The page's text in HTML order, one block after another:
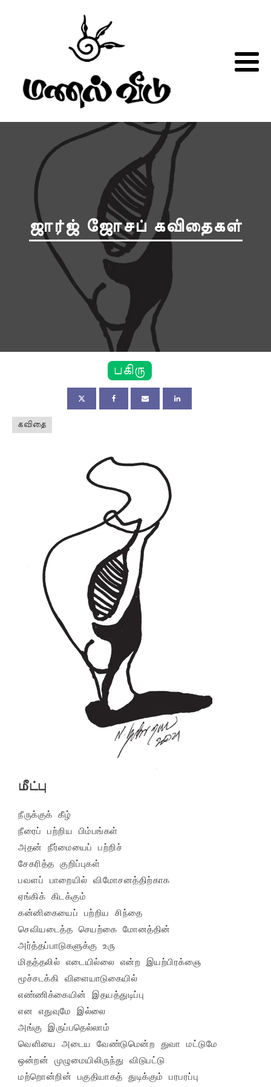
ஜார்ஜ் ஜோசப் கவிதைகள்
பகிரு
கவிதை
மீட்பு
நீருக்குக் கீழ்
நீரைப் பற்றிய பிம்பங்கள்
அதன் நீர்மையைப் பற்றிச்
சேகரித்த குறிப்புகள்
பவளப் பாறையில் விமோசனத்திற்காக
ஏங்கிக் கிடக்கும்
கன்னிகையைப் பற்றிய சிந்தை
செவியடைத்த செயற்கை மோனத்தின்
அர்த்தப்பாடுகளுக்கு உரு
மிதத்தலில் எடையில்லை என்ற இயற்பிரக்ஞை
மூச்சடக்கி விளையாடுகையில்
எண்ணிக்கையின் இதயத்துடிப்பு
என எதுவுமே இல்லை
அங்கு இருப்பதெல்லாம்
வெளியை அடைய வேண்டுமென்ற துவா மட்டுமே
ஒன்றன் முழுமையிலிருந்து விடுபட்டு
மற்றொன்றின் பகுதியாகத் துடிக்கும் பரபரப்பு